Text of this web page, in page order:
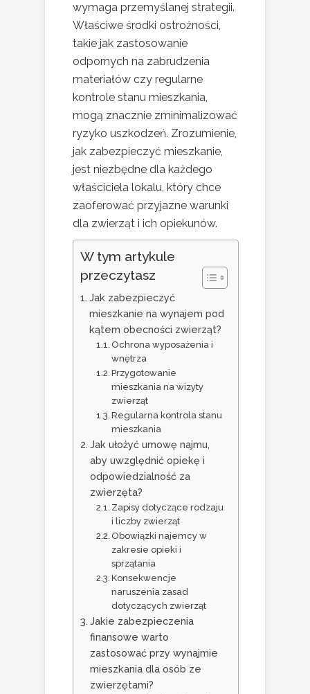
wymaga przemyślanej strategii.
Właściwe środki ostrożności,
takie jak zastosowanie
odpornych na zabrudzenia
materiałów czy regularne
kontrole stanu mieszkania,
mogą znacznie zminimalizować
ryzyko uszkodzeń. Zrozumienie,
jak zabezpieczyć mieszkanie,
jest niezbędne dla każdego
właściciela lokalu, który chce
zaoferować przyjazne warunki
dla zwierząt i ich opiekunów.
W tym artykule
przeczytasz
Jak zabezpieczyć
mieszkanie na wynajem pod
kątem obecności zwierząt?
Ochrona wyposażenia i
wnętrza
Przygotowanie
mieszkania na wizyty
zwierząt
Regularna kontrola stanu
mieszkania
Jak ułożyć umowę najmu,
aby uwzględnić opiekę i
odpowiedzialność za
zwierzęta?
Zapisy dotyczące rodzaju
i liczby zwierząt
Obowiązki najemcy w
zakresie opieki i
sprzątania
Konsekwencje
naruszenia zasad
dotyczących zwierząt
Jakie zabezpieczenia
finansowe warto
zastosować przy wynajmie
mieszkania dla osób ze
zwierzętami?